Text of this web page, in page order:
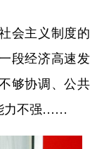
会主义制度的
段经济高速发
够协调、公共
力不强……